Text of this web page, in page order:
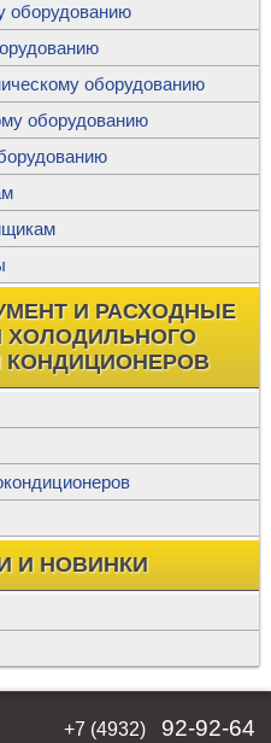
оборудованию
оборудованию
оборудованию
И РАСХОДНЫЕ
ХОЛОДИЛЬНОГО
КОНДИЦИОНЕРОВ
И НОВИНКИ
+7 (4932) 92-92-64